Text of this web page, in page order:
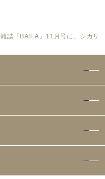
雑誌『BAILA』11月号に、シカリ